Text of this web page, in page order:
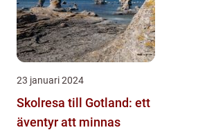
23 januari 2024
Skolresa till Gotland: ett
äventyr att minnas